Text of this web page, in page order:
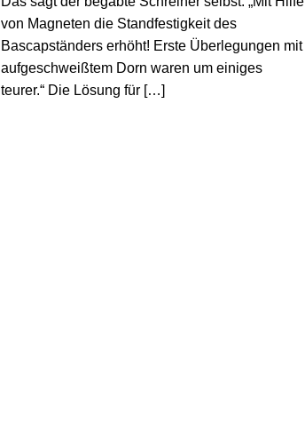
von Magneten die Standfestigkeit des
Bascapständers erhöht! Erste Überlegungen mit
aufgeschweißtem Dorn waren um einiges
teurer.“ Die Lösung für […]